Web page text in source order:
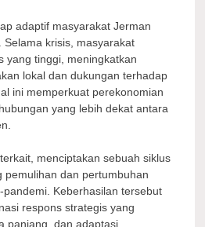
adaptif masyarakat Jerman
krisis, masyarakat
yang tinggi, meningkatkan
lokal dan dukungan terhadap
ini memperkuat perekonomian
yang lebih dekat antara
menciptakan sebuah siklus
pemulihan dan pertumbuhan
Keberhasilan tersebut
respons strategis yang
panjang, dan adaptasi